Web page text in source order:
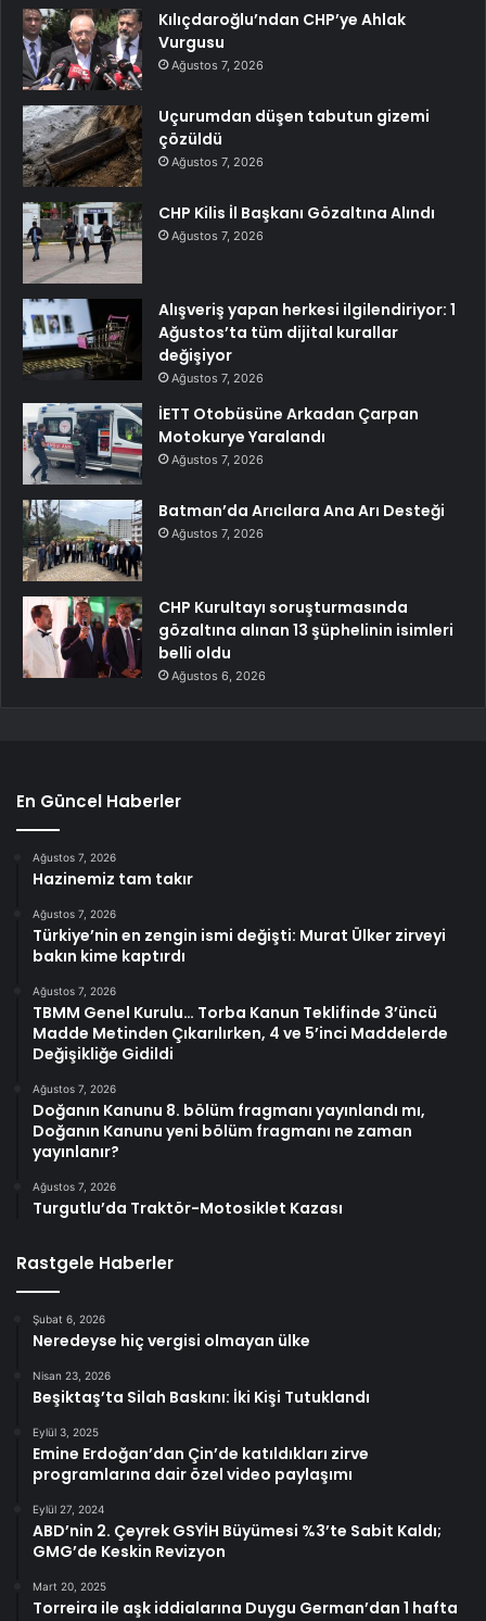
Kılıçdaroğlu’ndan CHP’ye Ahlak
Vurgusu
Ağustos 7, 2026
Uçurumdan düşen tabutun gizemi
çözüldü
Ağustos 7, 2026
CHP Kilis İl Başkanı Gözaltına Alındı
Ağustos 7, 2026
Alışveriş yapan herkesi ilgilendiriyor: 1
Ağustos’ta tüm dijital kurallar
değişiyor
Ağustos 7, 2026
İETT Otobüsüne Arkadan Çarpan
Motokurye Yaralandı
Ağustos 7, 2026
Batman’da Arıcılara Ana Arı Desteği
Ağustos 7, 2026
CHP Kurultayı soruşturmasında
gözaltına alınan 13 şüphelinin isimleri
belli oldu
Ağustos 6, 2026
En Güncel Haberler
Ağustos 7, 2026
Hazinemiz tam takır
Ağustos 7, 2026
Türkiye’nin en zengin ismi değişti: Murat Ülker zirveyi
bakın kime kaptırdı
Ağustos 7, 2026
TBMM Genel Kurulu… Torba Kanun Teklifinde 3’üncü
Madde Metinden Çıkarılırken, 4 ve 5’inci Maddelerde
Değişikliğe Gidildi
Ağustos 7, 2026
Doğanın Kanunu 8. bölüm fragmanı yayınlandı mı,
Doğanın Kanunu yeni bölüm fragmanı ne zaman
yayınlanır?
Ağustos 7, 2026
Turgutlu’da Traktör-Motosiklet Kazası
Rastgele Haberler
Şubat 6, 2026
Neredeyse hiç vergisi olmayan ülke
Nisan 23, 2026
Beşiktaş’ta Silah Baskını: İki Kişi Tutuklandı
Eylül 3, 2025
Emine Erdoğan’dan Çin’de katıldıkları zirve
programlarına dair özel video paylaşımı
Eylül 27, 2024
ABD’nin 2. Çeyrek GSYİH Büyümesi %3’te Sabit Kaldı;
GMG’de Keskin Revizyon
Mart 20, 2025
Torreira ile aşk iddialarına Duygu German’dan 1 hafta